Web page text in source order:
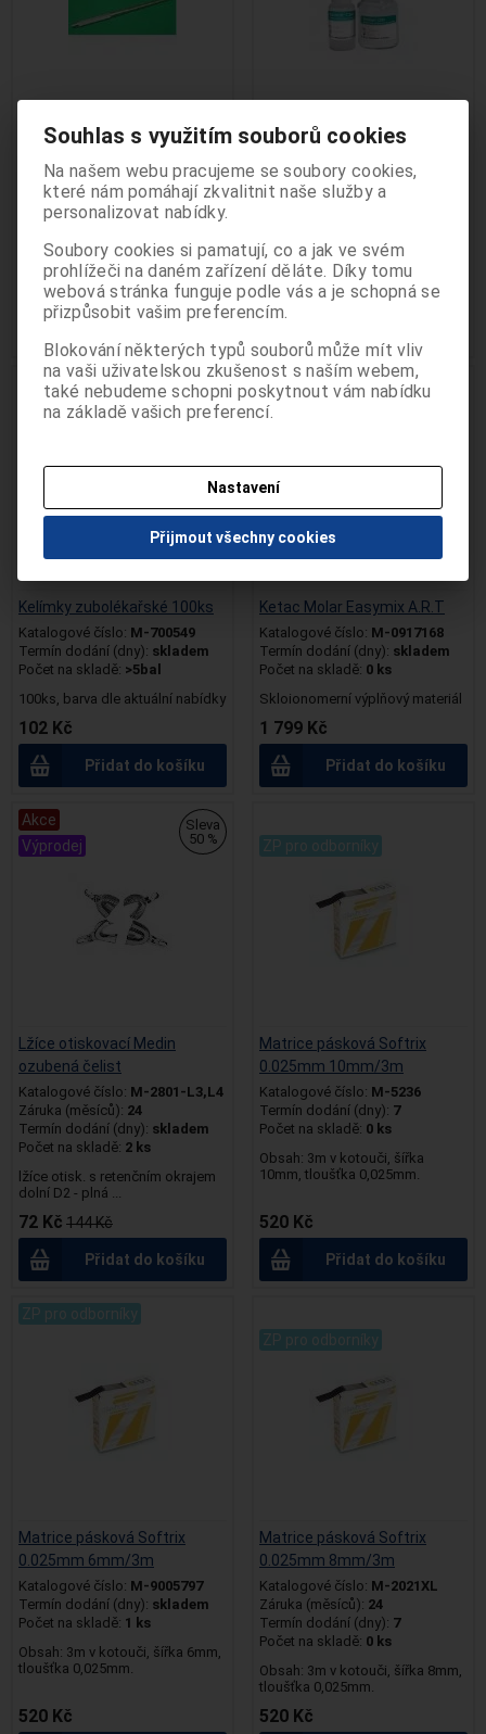
Držátko zubního zrcátka
Výrobce:
Surgicrafts
Katalogové číslo:M-2101
Termín dodání (dny):skladem
Počet na skladě:4 ks
99 Kč
Kavitan Cem 20g
Výrobce:
SpofaDental
Katalogové číslo: M-9004542
Termín dodání (dny):
Skloionomerní chemicky
tuhnoucí fixační cement
1 333 Kč
ZP pro odborníky
Kelímky zubolékařské 100ks
Katalogové číslo: M-700549
Termín dodání (dny): skladem
Počet na skladě: >5bal
100ks, barva dle aktuální nabídky
102 Kč
Přidat do košíku
.
ZP pro odborníky
Ketac Molar Easymix A.R.T
Katalogové číslo: M-0917168
Termín dodání (dny): skladem
Počet na skladě: 0 ks
Skloionomerní výplňový materiál
1 799 Kč
Přidat do košíku
Akce
Výprodej
Sleva
50 %
Lžíce otiskovací Medin
ozubená čelist
Katalogové číslo: M-2801-L3,L4
Záruka (měsíců): 24
Termín dodání (dny): skladem
Počet na skladě: 2 ks
lžíce otisk. s retenčním okrajem
dolní D2 - plná ...
72 Kč 144 Kč
Přidat do košíku
ZP pro odborníky
Matrice pásková Softrix
0.025mm 10mm/3m
Katalogové číslo: M-5236
Termín dodání (dny): 7
Počet na skladě: 0 ks
Obsah: 3m v kotouči, šířka
10mm, tloušťka 0,025mm.
520 Kč
Přidat do košíku
ZP pro odborníky
Matrice pásková Softrix
0.025mm 6mm/3m
Katalogové číslo: M-9005797
Termín dodání (dny): skladem
Počet na skladě: 1 ks
Obsah: 3m v kotouči, šířka 6mm,
tloušťka 0,025mm.
520 Kč
ZP pro odborníky
Matrice pásková Softrix
0.025mm 8mm/3m
Katalogové číslo: M-2021XL
Záruka (měsíců): 24
Termín dodání (dny): 7
Počet na skladě: 0 ks
Obsah: 3m v kotouči, šířka 8mm,
tloušťka 0,025mm.
520 Kč
Oddělení Pro stomatology je určeno
odborným pracovníkům ve zdravotnictví a
informace zde uvedené nejsou určeny pro
těchto stránek potvrzujete, že jste
odborníkem ve smyslu §2a zákona č.
40/1995 Sb. o regulaci reklamy.
Beru na vědomí, že informace obsažené
dále na těchto stránkách nejsou určeny
laické veřejnosti, nýbrž zdravotnickým
odborníkům, a to se všemi riziky a důsledky
z toho plynoucími pro laickou veřejnost.
ANO POTVRZUJI
NEJSEM ODBORNÍK
Souhlas s využitím souborů cookies
Na našem webu pracujeme se soubory cookies,
které nám pomáhají zkvalitnit naše služby a
personalizovat nabídky.
Soubory cookies si pamatují, co a jak ve svém
prohlížeči na daném zařízení děláte. Díky tomu
webová stránka funguje podle vás a je schopná se
přizpůsobit vašim preferencím.
Blokování některých typů souborů může mít vliv
na vaši uživatelskou zkušenost s naším webem,
také nebudeme schopni poskytnout vám nabídku
na základě vašich preferencí.
Nastavení
Přijmout všechny cookies